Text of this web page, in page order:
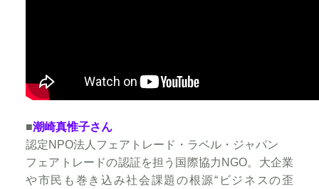
■潮崎真惟子さん
認定NPO法人フェアトレード・ラベル・ジャパン
フェアトレードの認証を担う国際協力NGO。大企業
や市民も巻き込み社会課題の根源“ビジネスの歪